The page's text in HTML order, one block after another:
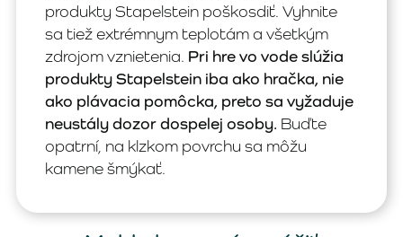
produkty Stapelstein poškosdiť. Vyhnite
sa tiež extrémnym teplotám a všetkým
zdrojom vznietenia. Pri hre vo vode slúžia
produkty Stapelstein iba ako hračka, nie
ako plávacia pomôcka, preto sa vyžaduje
neustály dozor dospelej osoby. Buďte
opatrní, na klzkom povrchu sa môžu
kamene šmýkať.